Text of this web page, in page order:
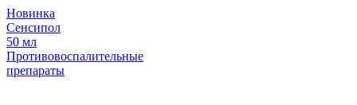
Новинка
Сенсипол
50 мл
Противовоспалительные
препараты